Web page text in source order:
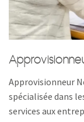
Approvisionneur
spécialisée dans
services aux